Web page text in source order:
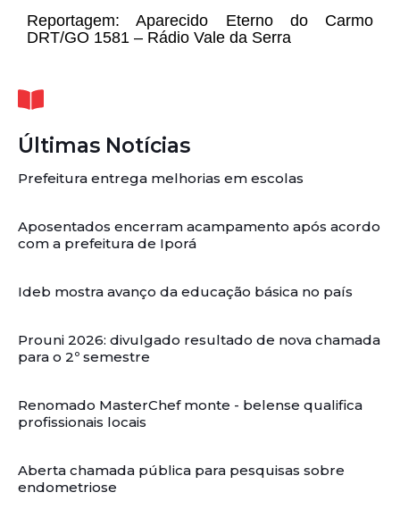
Reportagem: Aparecido Eterno do Carmo
DRT/GO 1581 – Rádio Vale da Serra
Últimas Notícias
Prefeitura entrega melhorias em escolas
Aposentados encerram acampamento após acordo
com a prefeitura de Iporá
Ideb mostra avanço da educação básica no país
Prouni 2026: divulgado resultado de nova chamada
para o 2º semestre
Renomado MasterChef monte - belense qualifica
profissionais locais
Aberta chamada pública para pesquisas sobre
endometriose